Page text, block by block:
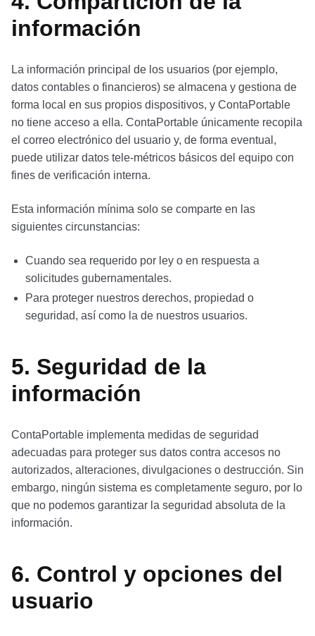
información
La información principal de los usuarios (por ejemplo,
datos contables o financieros) se almacena y gestiona de
forma local en sus propios dispositivos, y ContaPortable
no tiene acceso a ella. ContaPortable únicamente recopila
el correo electrónico del usuario y, de forma eventual,
puede utilizar datos tele-métricos básicos del equipo con
fines de verificación interna.
Esta información mínima solo se comparte en las
siguientes circunstancias:
Cuando sea requerido por ley o en respuesta a
solicitudes gubernamentales.
Para proteger nuestros derechos, propiedad o
seguridad, así como la de nuestros usuarios.
5. Seguridad de la
información
ContaPortable implementa medidas de seguridad
adecuadas para proteger sus datos contra accesos no
autorizados, alteraciones, divulgaciones o destrucción. Sin
embargo, ningún sistema es completamente seguro, por lo
que no podemos garantizar la seguridad absoluta de la
información.
6. Control y opciones del
usuario